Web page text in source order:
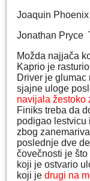
Joaquin
Jonathan Pryce
Možda najjača
Kaprio je
Driver je
sjajne uloge
navijala žestoko
Finiks treba da
podigao lestvicu
zbog
poslednje dve
čovečnosti je
koji je ostvario
koji je drugi na